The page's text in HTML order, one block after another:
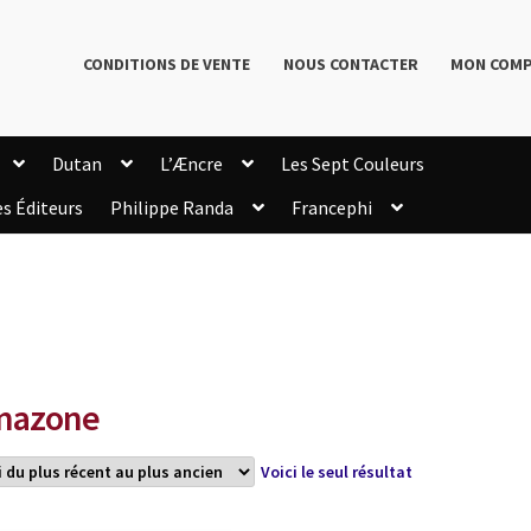
CONDITIONS DE VENTE NOUS CONTACTER MON
Dutan L’Æncre
Les Sept Couleurs
Éditeurs Philippe Randa
Francephi
Voici le seul résultat